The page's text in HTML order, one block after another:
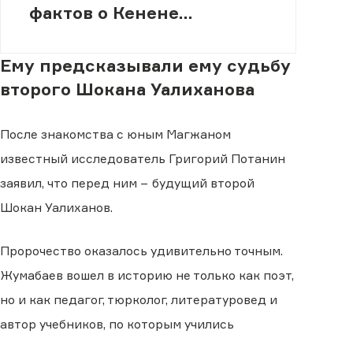
фактов о Кенене
Ему предсказывали ему судьбу
второго Шокана Уалиханова
После знакомства с юным Магжаном
известный исследователь Григорий Потанин
заявил, что перед ним − будущий второй
Шокан Уалиханов.
Пророчество оказалось удивительно точным.
Жумабаев вошел в историю не только как поэт,
но и как педагог, тюрколог, литературовед и
автор учебников, по которым учились